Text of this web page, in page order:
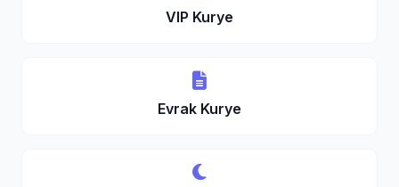
VIP Kurye
Evrak Kurye